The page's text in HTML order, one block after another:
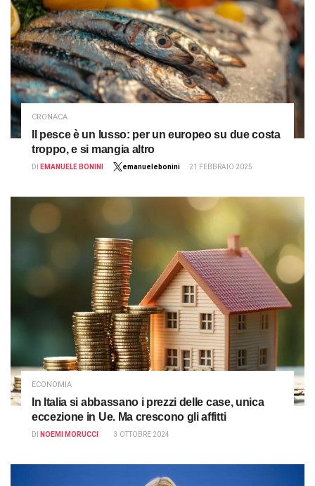
CRONACA
Il pesce è un lusso: per un europeo su due costa
troppo, e si mangia altro
DI EMANUELE BONINI emanuelebonini 21 FEBBRAIO 2025
ECONOMIA
In Italia si abbassano i prezzi delle case, unica
eccezione in Ue. Ma crescono gli affitti
DI NOEMI MORUCCI 3 OTTOBRE 2024